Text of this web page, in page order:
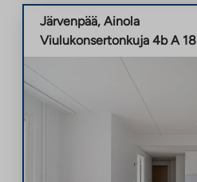
Järvenpää, Ainola
Viulukonsertonkuja 4b A 18